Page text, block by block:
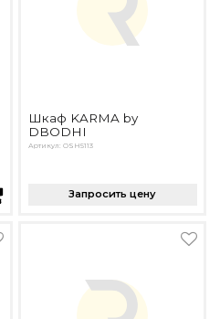
Шкаф KARMA by
DBODHI
Артикул: OSH5113
Запросить цену